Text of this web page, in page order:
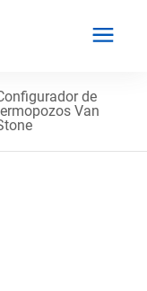
de
Van